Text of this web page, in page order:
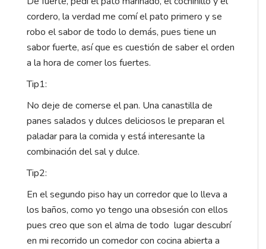
cordero, la verdad me comí el pato primero y se
robo el sabor de todo lo demás, pues tiene un
sabor fuerte, así que es cuestión de saber el orden
a la hora de comer los fuertes.
Tip1:
No deje de comerse el pan. Una canastilla de
panes salados y dulces deliciosos le preparan el
paladar para la comida y está interesante la
combinación del sal y dulce.
Tip2:
En el segundo piso hay un corredor que lo lleva a
los baños, como yo tengo una obsesión con ellos
pues creo que son el alma de todo lugar descubrí
en mi recorrido un comedor con cocina abierta a